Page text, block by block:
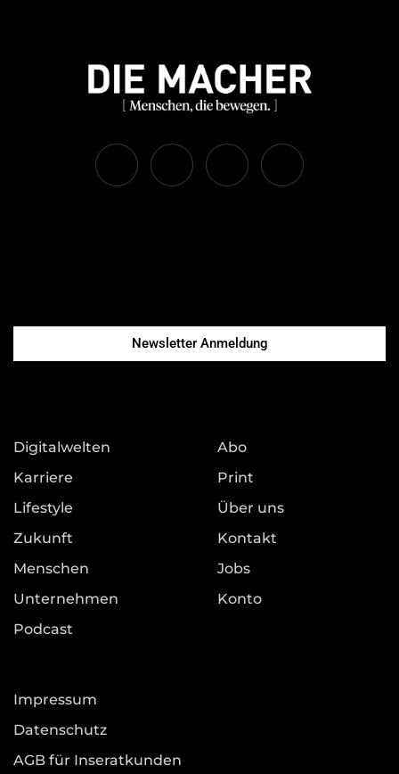
Newsletter Anmeldung
Digitalwelten
Karriere
Lifestyle
Zukunft
Menschen
Unternehmen
Podcast
Abo
Print
Über uns
Kontakt
Jobs
Konto
Impressum
Datenschutz
AGB für Inseratkunden